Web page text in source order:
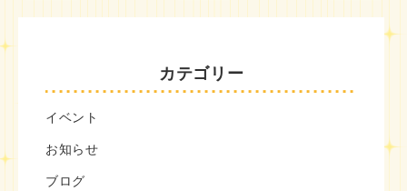
カテゴリー
イベント
お知らせ
ブログ